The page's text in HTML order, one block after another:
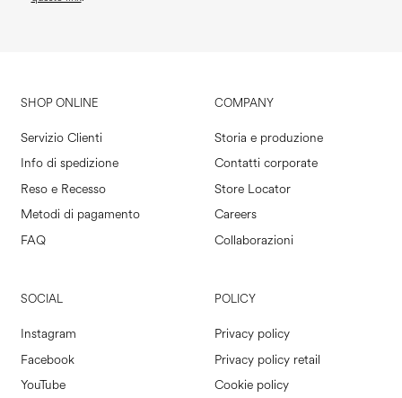
SHOP ONLINE
Servizio Clienti
Info di spedizione
Reso e Recesso
Metodi di pagamento
FAQ
COMPANY
Storia e produzione
Contatti corporate
Store Locator
Careers
Collaborazioni
SOCIAL
Instagram
Facebook
YouTube
POLICY
Privacy policy
Privacy policy retail
Cookie policy